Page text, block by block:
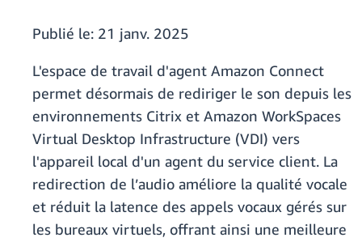
Publié le: 21 janv. 2025
L'espace de travail d'agent Amazon Connect
permet désormais de rediriger le son depuis les
environnements Citrix et Amazon WorkSpaces
Virtual Desktop Infrastructure (VDI) vers
l'appareil local d'un agent du service client. La
redirection de l’audio améliore la qualité vocale
et réduit la latence des appels vocaux gérés sur
les bureaux virtuels, offrant ainsi une meilleure